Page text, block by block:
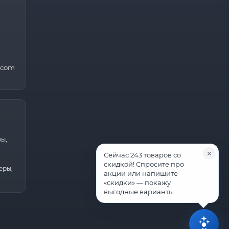
Сейчас 243 товаров со
скидкой! Спросите про
акции или напишите
«скидки» — покажу
выгодные варианты.